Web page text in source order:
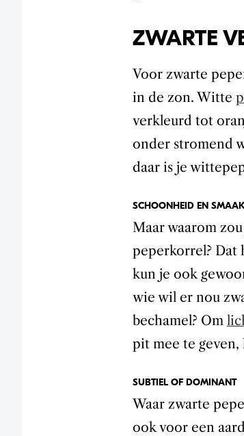
ZWARTE
Voor zwarte
in de zon. Witte
verkleurd tot
onder stromend
daar is je
SCHOONHEID EN
Maar waarom
peperkorrel? Dat
kun je ook
wie wil er nou
bechamel? Om
pit mee te
SUBTIEL OF DOMINANT
Waar zwarte
ook voor een